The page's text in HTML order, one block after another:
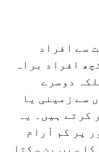
سے افراد
افراد براہ
دوسرے
سے زمینی یا
کرتے ہیں۔ یہ
پر کم آرام
سبب بن سکتا